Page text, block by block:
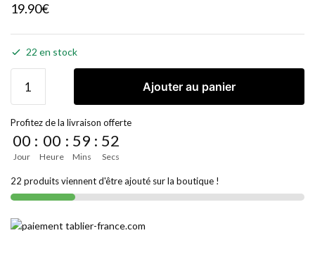
19.90€
22 en stock
Ajouter au panier
Profitez de la livraison offerte
00
Jour
: 00
Heure
: 59
Mins
: 52
Secs
22 produits viennent d'être ajouté sur la boutique !